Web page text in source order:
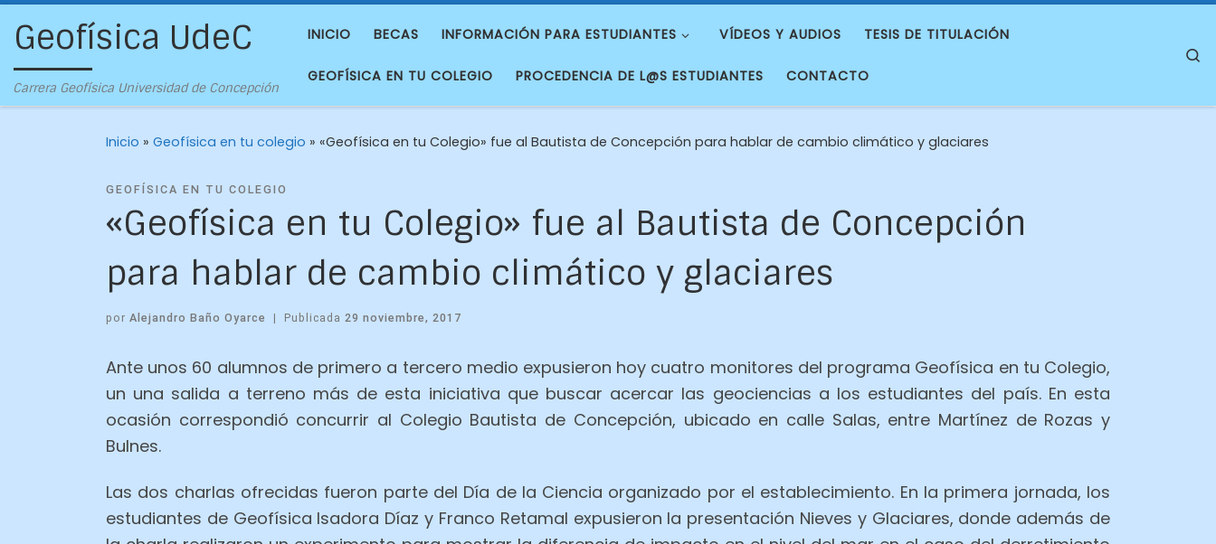
Geofísica UdeC
Carrera Geofísica Universidad de Concepción
INICIO BECAS INFORMACIÓN PARA ESTUDIANTES VÍDEOS Y AUDIOS TESIS DE TITULACIÓN
GEOFÍSICA EN TU COLEGIO PROCEDENCIA DE L@S ESTUDIANTES CONTACTO
Inicio » Geofísica en tu colegio » «Geofísica en tu Colegio» fue al Bautista de Concepción para hablar de cambio climático y glaciares
GEOFÍSICA EN TU COLEGIO
«Geofísica en tu Colegio» fue al Bautista de Concepción
para hablar de cambio climático y glaciares
por Alejandro Baño Oyarce | Publicada 29 noviembre, 2017
Ante unos 60 alumnos de primero a tercero medio expusieron hoy cuatro monitores del programa Geofísica en tu Colegio,
un una salida a terreno más de esta iniciativa que buscar acercar las geociencias a los estudiantes del país. En esta
ocasión correspondió concurrir al Colegio Bautista de Concepción, ubicado en calle Salas, entre Martínez de Rozas y
Bulnes.
Las dos charlas ofrecidas fueron parte del Día de la Ciencia organizado por el establecimiento. En la primera jornada, los
estudiantes de Geofísica Isadora Díaz y Franco Retamal expusieron la presentación Nieves y Glaciares, donde además de